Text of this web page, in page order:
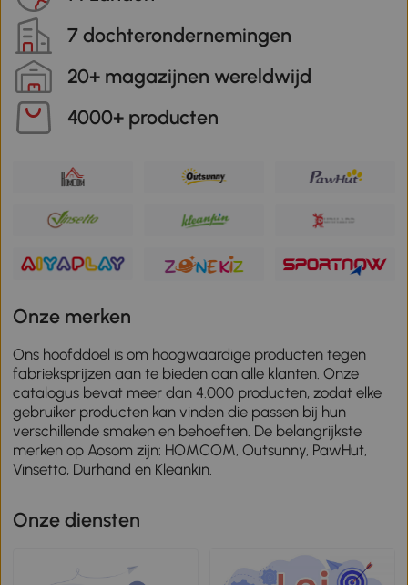
7 dochterondernemingen
20+ magazijnen wereldwijd
4000+ producten
Onze merken
Ons hoofddoel is om hoogwaardige producten tegen
fabrieksprijzen aan te bieden aan alle klanten. Onze
catalogus bevat meer dan 4.000 producten, zodat elke
gebruiker producten kan vinden die passen bij hun
verschillende smaken en behoeften. De belangrijkste
merken op Aosom zijn: HOMCOM, Outsunny, PawHut,
Vinsetto, Durhand en Kleankin.
Onze diensten